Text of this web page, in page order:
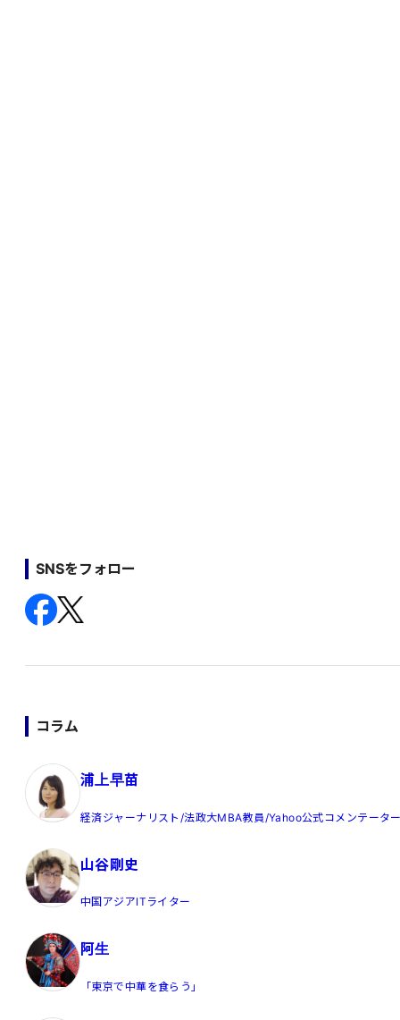
SNSをフォロー
コラム
浦上早苗
経済ジャーナリスト/法政大MBA教員/Yahoo公式コメンテータ
山谷剛史
中国アジアITライター
阿生
「東京で中華を食らう」